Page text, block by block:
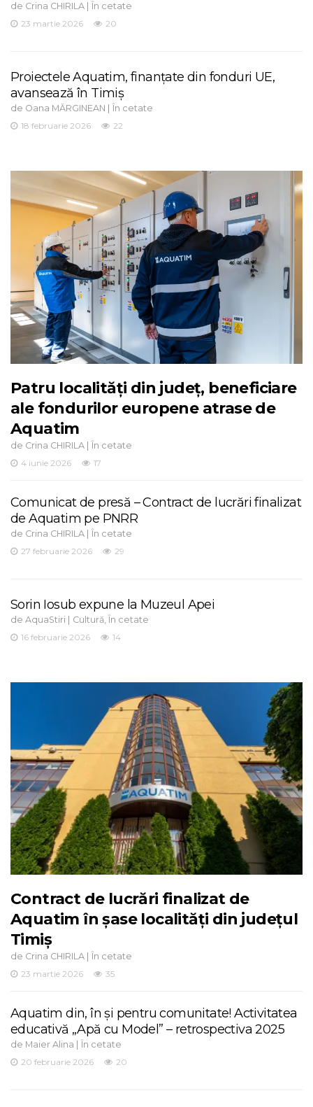
de Crina CHIRILA | În cetate
23 martie 2026
20
Proiectele Aquatim, finanțate din fonduri UE,
avansează în Timiș
de Oana MĂRGINEAN | În cetate
18 februarie 2026
22
Patru localități din județ, beneficiare
ale fondurilor europene atrase de
Aquatim
de Crina CHIRILA | În cetate
4 iunie 2026
17
Comunicat de presă – Contract de lucrări finalizat
de Aquatim pe PNRR
de Crina CHIRILA | În cetate
27 februarie 2026
29
Sorin Iosub expune la Muzeul Apei
de AquaStiri | Cultură În cetate
16 februarie 2026
14
Contract de lucrări finalizat de
Aquatim în șase localități din județul
Timiș
de Crina CHIRILA | În cetate
23 martie 2026
35
Aquatim din, în și pentru comunitate! Activitatea
educativă „Apă cu Model” – retrospectiva 2025
de Maier Alina | În cetate
20 februarie 2026
20